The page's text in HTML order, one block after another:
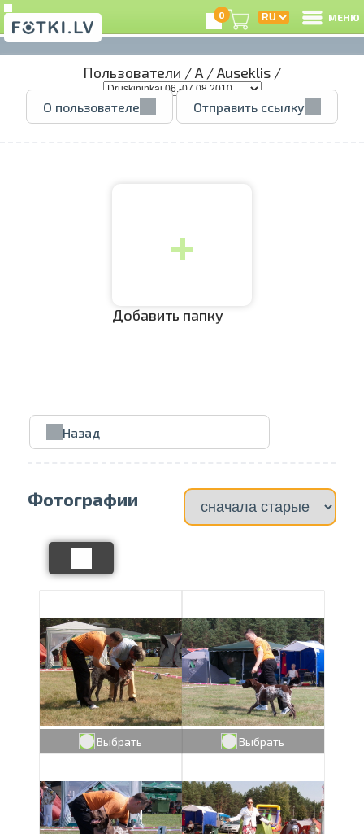
0 МЕНЮ
Пользователи /A /Auseklis /
О пользователе Отправить ссылку
+
Добавить папку
Назад
Фотографии
Выбрать страницу
Выбрать галерею
Выбрать Выбрать